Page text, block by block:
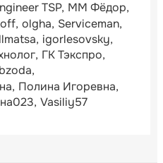
TSP ММ Фёдор
olgha Serviceman
igorlesovsky
ГК Тэкспро
Полина Игоревна
Vasiliy57